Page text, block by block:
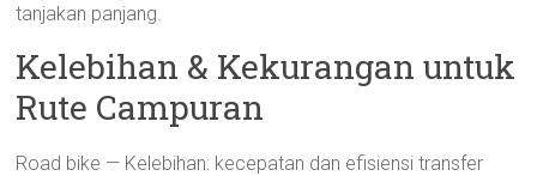
tanjakan panjang.
Kelebihan & Kekurangan untuk
Rute Campuran
Road bike — Kelebihan: kecepatan dan efisiensi transfer